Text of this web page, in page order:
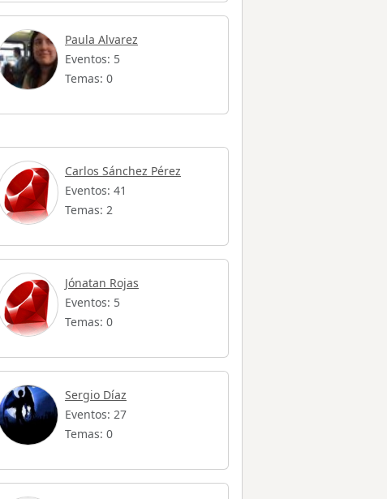
Paula Alvarez
Eventos: 5
Temas: 0
Carlos Sánchez Pérez
Eventos: 41
Temas: 2
Jónatan Rojas
Eventos: 5
Temas: 0
Sergio Díaz
Eventos: 27
Temas: 0